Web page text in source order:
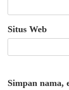
Situs Web
Simpan nama,